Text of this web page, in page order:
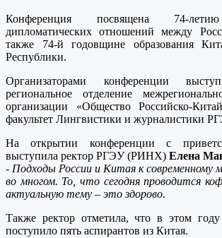
Конференция посвящена 74-
дипломатических отношений между
также 74-й годовщине образования
Республики.
Организаторами конференции
региональное отделение
организации «Общество Российско-
факультет Лингвистики и журналистики
На открытии конференции с
выступила ректор РГЭУ (РИНХ) Елена
- Подходы России и Китая к современному
во многом. То, что сегодня проводится
актуальную тему – это здорово.
Также ректор отметила, что в этом
поступило пять аспирантов из Китая.